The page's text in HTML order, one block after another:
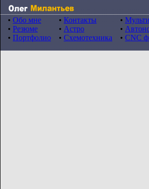
• Обо мне
• Резюме
• Портфолио
• Контакты
• Астро
• Схемотехника
•
•
• CNC